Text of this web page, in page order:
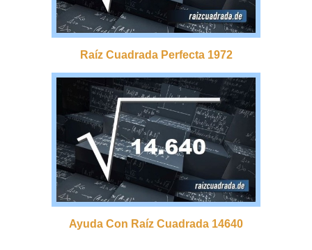
Raíz Cuadrada Perfecta 1972
Ayuda Con Raíz Cuadrada 14640